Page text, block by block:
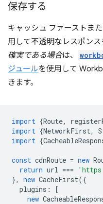
保存する
キャッシュ ファーストま
用して不透明なレスポン
確実である場合は、
ジュールを使用して
きます。
import {Route,
import {NetworkFirst,
import {
const cdnRoute = new
return url ===
},
new CacheFirst({
plugins :
[
new